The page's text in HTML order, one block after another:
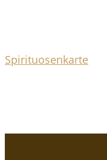
Spirituosenkarte